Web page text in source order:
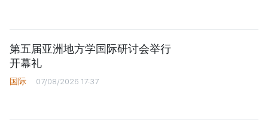
第五届亚洲地方学国际研讨会举行
开幕礼
国际 07/08/2026 17:37